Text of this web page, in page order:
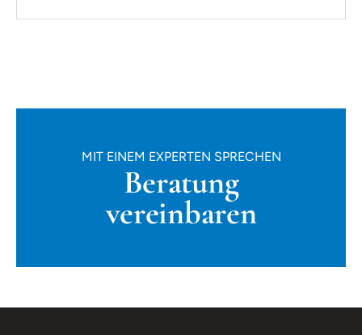
MIT EINEM EXPERTEN SPRECHEN
Beratung
vereinbaren